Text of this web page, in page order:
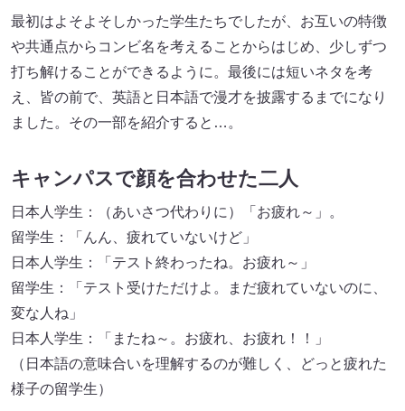
最初はよそよそしかった学生たちでしたが、お互いの特徴
や共通点からコンビ名を考えることからはじめ、少しずつ
打ち解けることができるように。最後には短いネタを考
え、皆の前で、英語と日本語で漫才を披露するまでになり
ました。その一部を紹介すると…。
キャンパスで顔を合わせた二人
日本人学生：（あいさつ代わりに）「お疲れ～」。
留学生：「んん、疲れていないけど」
日本人学生：「テスト終わったね。お疲れ～」
留学生：「テスト受けただけよ。まだ疲れていないのに、
変な人ね」
日本人学生：「またね～。お疲れ、お疲れ！！」
（日本語の意味合いを理解するのが難しく、どっと疲れた
様子の留学生）